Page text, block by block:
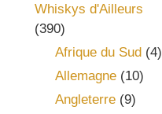
Whiskys d'Ailleurs
(390)
Afrique du Sud(4)
Allemagne(10)
Angleterre(9)